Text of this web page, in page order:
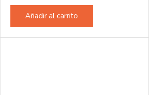
Añadir al carrito